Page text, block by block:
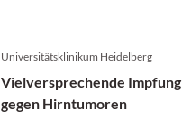
Universitätsklinikum Heidelberg
Vielversprechende Impfung
gegen Hirntumoren